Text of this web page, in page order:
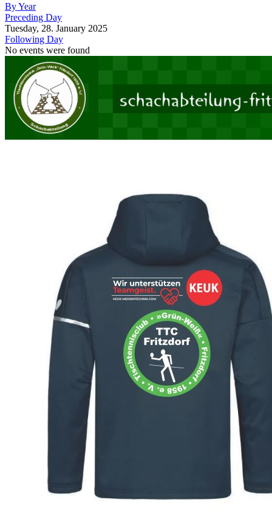
By Year
Preceding Day
Tuesday, 28. January 2025
Following Day
No events were found